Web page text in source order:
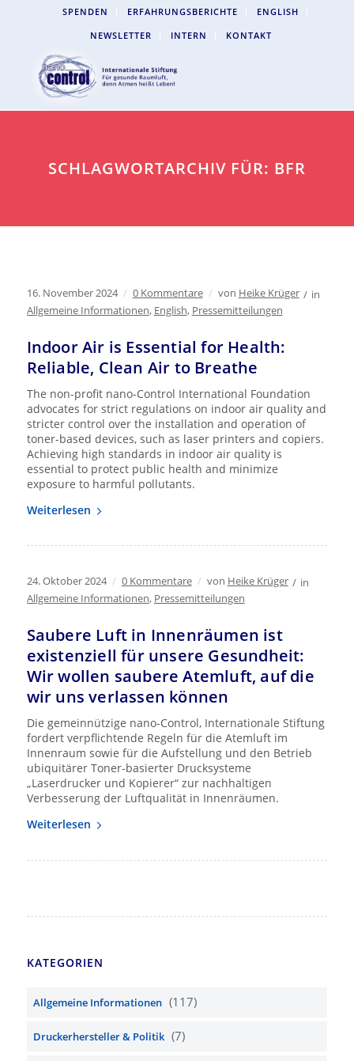
SPENDEN ERFAHRUNGSBERICHTE
ENGLISH
NEWSLETTER
INTERN KONTAKT
SCHLAGWORTARCHIV FÜR: BFR
16. November 2024 / 0 Kommentare / von Heike Krüger / in
Allgemeine Informationen, English, Pressemitteilungen
Indoor Air is Essential for Health:
Reliable, Clean Air to Breathe
The non-profit nano-Control International Foundation
advocates for strict regulations on indoor air quality and
stricter control over the installation and operation of
toner-based devices, such as laser printers and copiers.
Achieving high standards in indoor air quality is
essential to protect public health and minimize
exposure to harmful pollutants.
Weiterlesen
24. Oktober 2024 / 0 Kommentare / von Heike Krüger / in
Allgemeine Informationen, Pressemitteilungen
Saubere Luft in Innenräumen ist
existenziell für unsere Gesundheit:
Wir wollen saubere Atemluft, auf die
wir uns verlassen können
Die gemeinnützige nano-Control, Internationale Stiftung
fordert verpflichtende Regeln für die Atemluft im
Innenraum sowie für die Aufstellung und den Betrieb
ubiquitärer Toner-basierter Drucksysteme
„Laserdrucker und Kopierer“ zur nachhaltigen
Verbesserung der Luftqualität in Innenräumen.
Weiterlesen
KATEGORIEN
Allgemeine Informationen (117)
Druckerhersteller & Politik (7)